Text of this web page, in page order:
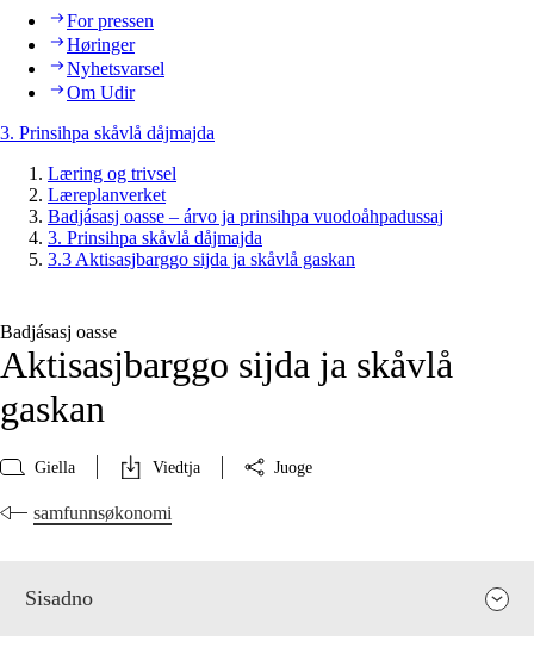
For pressen
Høringer
Nyhetsvarsel
Om Udir
3. Prinsihpa skåvlå dåjmajda
Læring og trivsel
Læreplanverket
Badjásasj oasse – árvo ja prinsihpa vuodoåhpadussaj
3. Prinsihpa skåvlå dåjmajda
3.3 Aktisasjbarggo sijda ja skåvlå gaskan
Badjásasj oasse
Aktisasjbarggo sijda ja skåvlå
gaskan
Giella Viedtja Juoge
samfunnsøkonomi
Sisadno